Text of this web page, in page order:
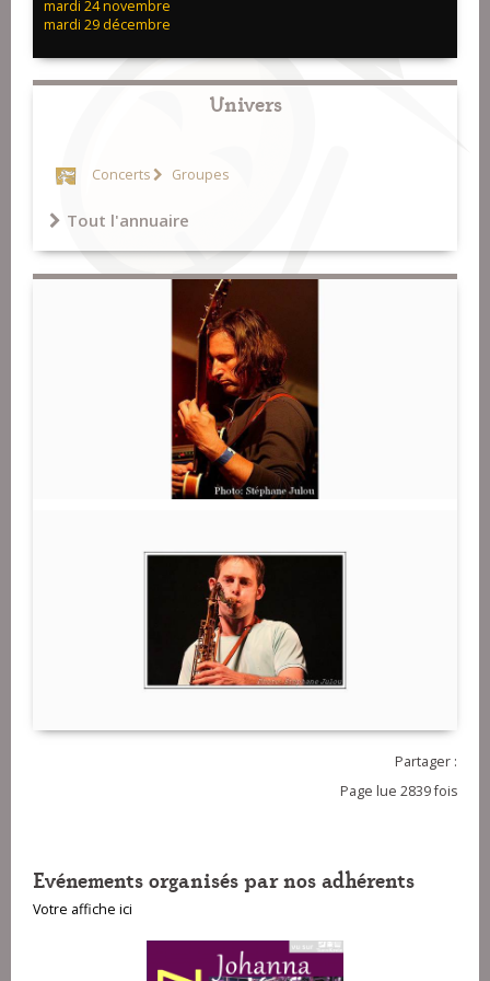
mardi 24 novembre
mardi 29 décembre
Univers
Concerts Groupes
Tout l'annuaire
Partager :
Page lue 2839 fois
Evénements organisés par nos adhérents
Votre affiche ici